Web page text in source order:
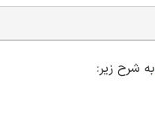
به شرح زیر: